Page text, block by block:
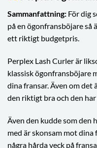
Sammanfattning: För dig
på en ögonfransböjare
ett riktigt budgetpris.
Perplex Lash Curler är
klassisk ögonfransböjare
dina fransar. Även om det
den riktigt bra och den
Även den kudde som den
med är skonsam mot
några hårda veck på